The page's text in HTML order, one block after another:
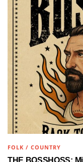
FOLK / COUNTRY